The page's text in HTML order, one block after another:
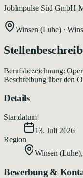
JobImpulse Süd GmbH
Winsen (Luhe) ·
Berufsbezeichnung:
Beschreibung über den
Details
Startdatum
13. Juli 2026
Region
Winsen (Luhe),
Bewerbung &